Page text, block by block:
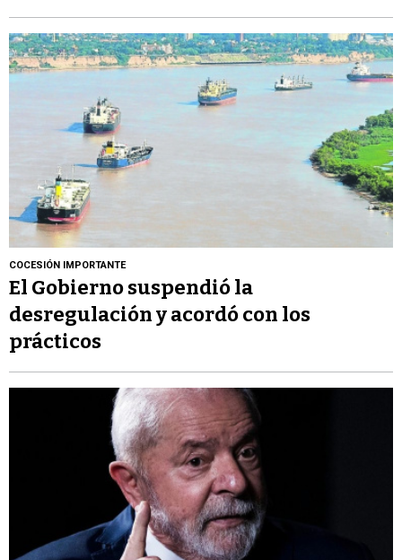
COCESIÓN IMPORTANTE
El Gobierno suspendió la
desregulación y acordó con los
prácticos